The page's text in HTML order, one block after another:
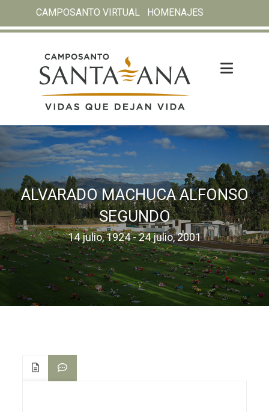
CAMPOSANTO VIRTUAL HOMENAJES
ALVARADO MACHUCA ALFONSO
SEGUNDO
14 julio, 1924 - 24 julio, 2001